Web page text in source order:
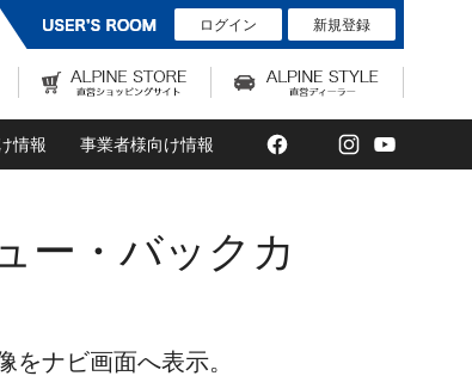
ログイン 新規登録
情報 事業者様向け情報 Facebook
TwitterInstagram
ー・バックカ
ナビ画面へ表示。